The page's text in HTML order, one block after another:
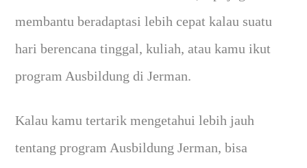
membantu beradaptasi lebih cepat kalau suatu
hari berencana tinggal, kuliah, atau kamu ikut
program Ausbildung di Jerman.
Kalau kamu tertarik mengetahui lebih jauh
tentang program Ausbildung Jerman, bisa